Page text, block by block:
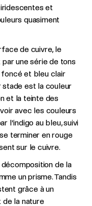
et
quasiment
de cuivre, le
une série de tons
foncé et bleu clair
stade est la couleur
et la teinte des
avec les couleurs
l’indigo au bleu, suivi
terminer en rouge
sur le cuivre.
de la
un prisme. Tandis
grâce à un
de la nature